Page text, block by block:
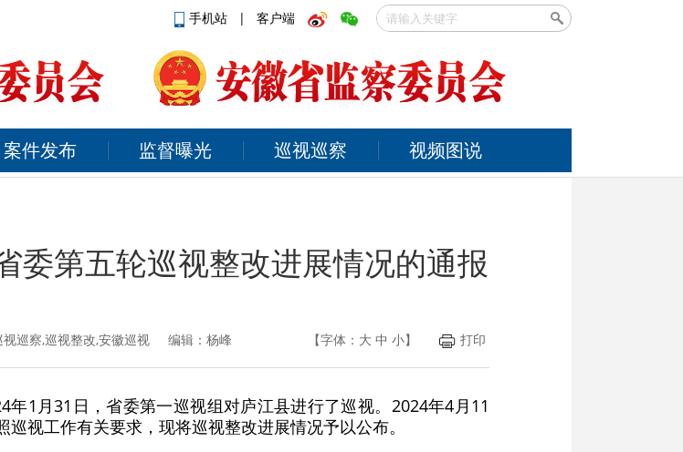
手机站 | 客户端
案件发布 监督曝光 巡视巡察 视频图说
委第五轮巡视整改进展情况的通报
巡察,巡视整改,安徽巡视 编辑：杨峰 【字体： 大 中 小】 打印
1月31日，省委第一巡视组对庐江县进行了巡视。2024年4月11
视工作有关要求，现将巡视整改进展情况予以公布。